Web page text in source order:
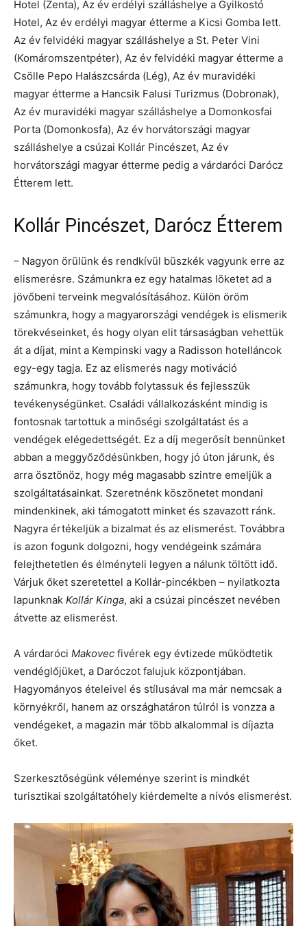
Hotel (Zenta), Az év erdélyi szálláshelye a Gyilkostó
Hotel, Az év erdélyi magyar étterme a Kicsi Gomba lett.
Az év felvidéki magyar szálláshelye a St. Peter Vini
(Komáromszentpéter), Az év felvidéki magyar étterme a
Csölle Pepo Halászcsárda (Lég), Az év muravidéki
magyar étterme a Hancsik Falusi Turizmus (Dobronak),
Az év muravidéki magyar szálláshelye a Domonkosfai
Porta (Domonkosfa), Az év horvátországi magyar
szálláshelye a csúzai Kollár Pincészet, Az év
horvátországi magyar étterme pedig a várdaróci Darócz
Étterem lett.
Kollár Pincészet, Darócz Étterem
– Nagyon örülünk és rendkívül büszkék vagyunk erre az
elismerésre. Számunkra ez egy hatalmas löketet ad a
jövőbeni terveink megvalósításához. Külön öröm
számunkra, hogy a magyarországi vendégek is elismerik
törekvéseinket, és hogy olyan elit társaságban vehettük
át a díjat, mint a Kempinski vagy a Radisson hotelláncok
egy-egy tagja. Ez az elismerés nagy motiváció
számunkra, hogy tovább folytassuk és fejlesszük
tevékenységünket. Családi vállalkozásként mindig is
fontosnak tartottuk a minőségi szolgáltatást és a
vendégek elégedettségét. Ez a díj megerősít bennünket
abban a meggyőződésünkben, hogy jó úton járunk, és
arra ösztönöz, hogy még magasabb szintre emeljük a
szolgáltatásainkat. Szeretnénk köszönetet mondani
mindenkinek, aki támogatott minket és szavazott ránk.
Nagyra értékeljük a bizalmat és az elismerést. Továbbra
is azon fogunk dolgozni, hogy vendégeink számára
felejthetetlen és élményteli legyen a nálunk töltött idő.
Várjuk őket szeretettel a Kollár-pincékben – nyilatkozta
lapunknak Kollár Kinga, aki a csúzai pincészet nevében
átvette az elismerést.
A várdaróci Makovec fivérek egy évtizede működtetik
vendéglőjüket, a Daróczot falujuk központjában.
Hagyományos ételeivel és stílusával ma már nemcsak a
környékről, hanem az országhatáron túlról is vonzza a
vendégeket, a magazin már több alkalommal is díjazta
őket.
Szerkesztőségünk véleménye szerint is mindkét
turisztikai szolgáltatóhely kiérdemelte a nívós elismerést.